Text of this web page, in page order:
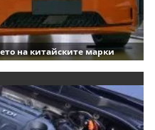
на китайските марки